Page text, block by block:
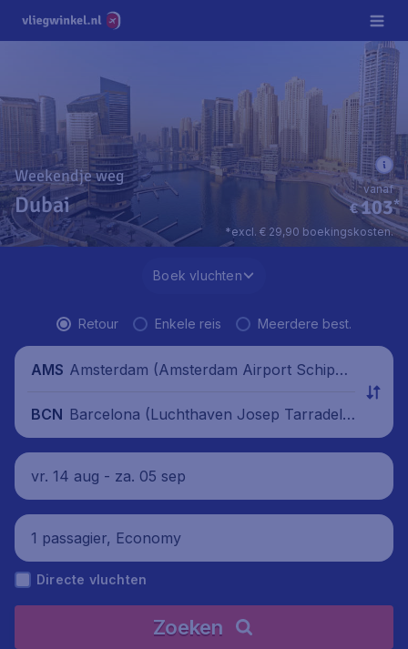
Weekendje weg
Dubai €103*
vanaf
*excl. € 29,90 boekingskosten.
Boek vluchten
Retour Enkele reis Meerdere best.
AMS Amsterdam (Amsterdam Airport Schipho
BCN Barcelona (Luchthaven Josep Tarradella
s Barcelona-El Prat), Spanje
vr. 14 aug - za. 05 sep
1 passagier, Economy
Directe vluchten
Zoeken